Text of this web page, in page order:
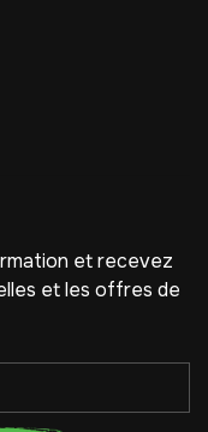
et recevez
et les offres de